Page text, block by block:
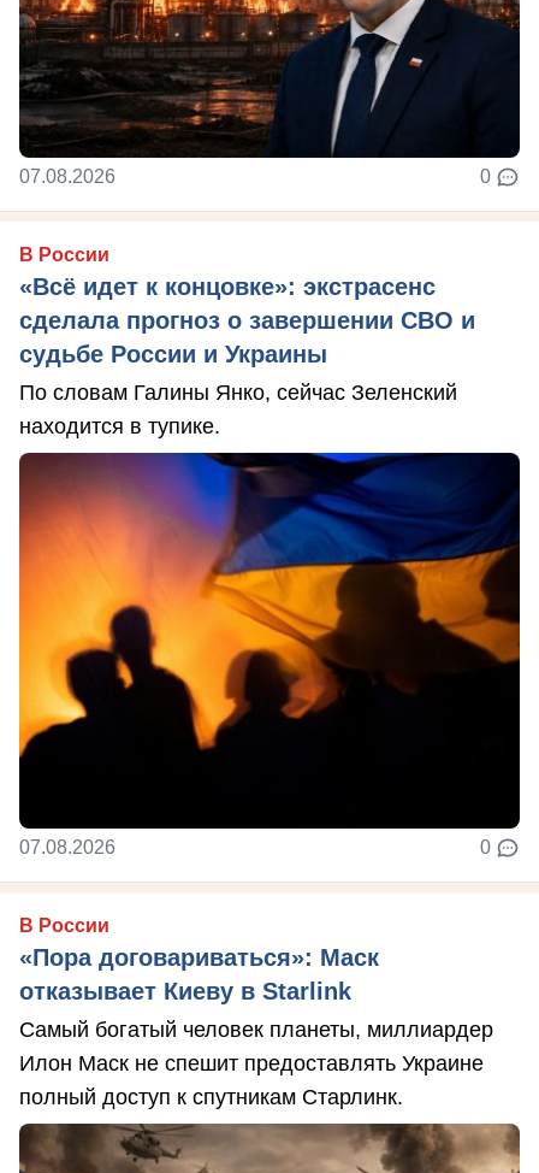
07.08.2026 0
В России
«Всё идет к концовке»: экстрасенс
сделала прогноз о завершении СВО и
судьбе России и Украины
По словам Галины Янко, сейчас Зеленский
находится в тупике.
07.08.2026 0
В России
«Пора договариваться»: Маск
отказывает Киеву в Starlink
Самый богатый человек планеты, миллиардер
Илон Маск не спешит предоставлять Украине
полный доступ к спутникам Старлинк.